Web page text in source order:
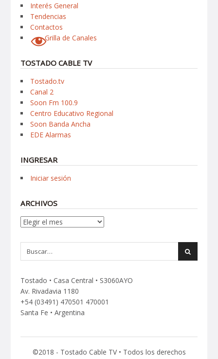
Interés General
Tendencias
Contactos
Grilla de Canales
TOSTADO CABLE TV
Tostado.tv
Canal 2
Soon Fm 100.9
Centro Educativo Regional
Soon Banda Ancha
EDE Alarmas
INGRESAR
Iniciar sesión
ARCHIVOS
Archivos
Tostado • Casa Central • S3060AYO
Av. Rivadavia 1180
+54 (03491) 470501 470001
Santa Fe • Argentina
©2018 - Tostado Cable TV • Todos los derechos